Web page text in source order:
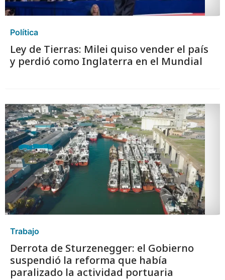
Política
Ley de Tierras: Milei quiso vender el país
y perdió como Inglaterra en el Mundial
Trabajo
Derrota de Sturzenegger: el Gobierno
suspendió la reforma que había
paralizado la actividad portuaria